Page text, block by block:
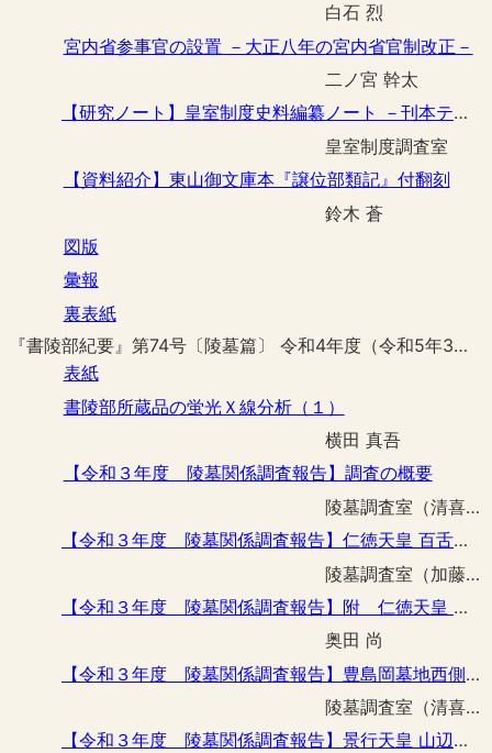
白石 烈
宮内省参事官の設置 －大正八年の宮内省官制改正－
二ノ宮 幹太
【研究ノート】皇室制度史料編纂ノート －刊本テキストの補訂－
皇室制度調査室
【資料紹介】東山御文庫本『譲位部類記』付翻刻
鈴木 蒼
図版
彙報
裏表紙
『書陵部紀要』第74号〔陵墓篇〕 令和4年度（令和5年3月刊行）
表紙
書陵部所蔵品の蛍光Ｘ線分析（１）
横田 真吾
【令和３年度 陵墓関係調査報告】調査の概要
陵墓調査室（清喜 裕二）
【令和３年度 陵墓関係調査報告】仁徳天皇 百舌鳥耳原中陵第１堤における遺構・遺物確認のための事前調査
陵墓調査室（加藤 一郎 土屋 隆史） 相馬 勇介
【令和３年度 陵墓関係調査報告】附 仁徳天皇 百舌鳥耳原中陵第１堤出土の石材
奥田 尚
【令和３年度 陵墓関係調査報告】豊島岡墓地西側外構塀改修工事に伴う立会調査
陵墓調査室（清喜 裕二）
【令和３年度 陵墓関係調査報告】景行天皇 山辺道上陵護岸その他整備工事に伴う立会調査